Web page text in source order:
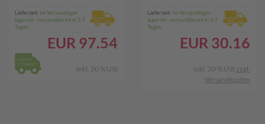
Lieferzeit: Im Versandlager
lagernd - versandbereit in 5-7
Tagen
EUR 97.54
inkl. 20 % USt
Lieferzeit: Im Versandlager
lagernd - versandbereit in 5-7
Tagen
EUR 30.16
inkl. 20 % USt zzgl.
Versandkosten